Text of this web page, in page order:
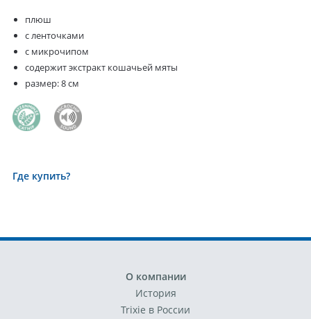
плюш
с ленточками
с микрочипом
содержит экстракт кошачьей мяты
размер: 8 см
Где купить?
О компании
История
Trixie в России